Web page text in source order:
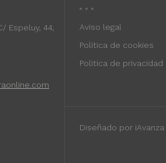
Espeluy, 44,
Aviso legal
Política de cookies
Politica de privacidad
Diseñado por iAvanza